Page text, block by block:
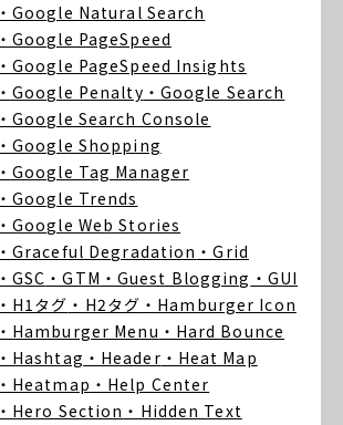
・Google Natural Search
・Google PageSpeed
・Google PageSpeed Insights
・Google Penalty ・Google Search
・Google Search Console
・Google Shopping
・Google Tag Manager
・Google Trends
・Google Web Stories
・Graceful Degradation ・Grid
・GSC ・GTM ・Guest Blogging ・GUI
・H1タグ ・H2タグ ・Hamburger Icon
・Hamburger Menu ・Hard Bounce
・Hashtag ・Header ・Heat Map
・Heatmap ・Help Center
・Hero Section ・Hidden Text